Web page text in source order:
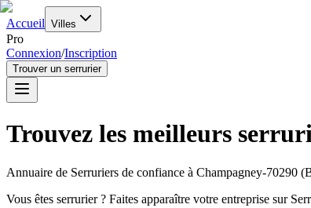
Accueil Villes
Pro
Connexion/Inscription
Trouver un serrurier
Trouvez les meilleurs
Annuaire de Serruriers de confiance à Champagney-70290 (
Vous êtes serrurier ? Faites apparaître votre entreprise sur